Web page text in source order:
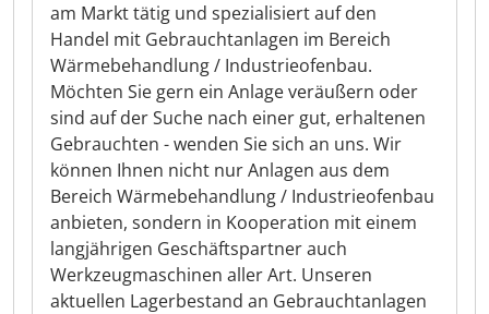
am Markt tätig und spezialisiert auf den
Handel mit Gebrauchtanlagen im Bereich
Wärmebehandlung / Industrieofenbau.
Möchten Sie gern ein Anlage veräußern oder
sind auf der Suche nach einer gut, erhaltenen
Gebrauchten - wenden Sie sich an uns. Wir
können Ihnen nicht nur Anlagen aus dem
Bereich Wärmebehandlung / Industrieofenbau
anbieten, sondern in Kooperation mit einem
langjährigen Geschäftspartner auch
Werkzeugmaschinen aller Art. Unseren
aktuellen Lagerbestand an Gebrauchtanlagen